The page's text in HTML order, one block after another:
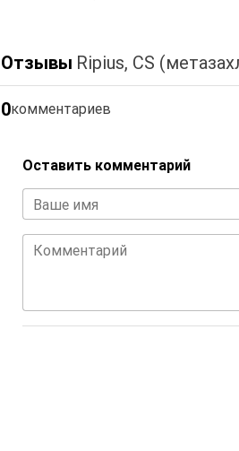
Отзывы Ripius, CS
0комментариев
Оставить комментарий
Ваше имя
Комментарий